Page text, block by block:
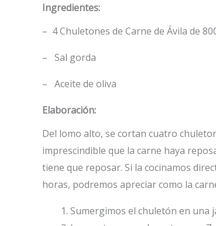
Ingredientes:
– 4 Chuletones de Carne de Ávila de
– Sal gorda
– Aceite de oliva
Elaboración:
Del lomo alto, se cortan cuatro
imprescindible que la carne haya
tiene que reposar. Si la cocinamos
horas, podremos apreciar como la
Sumergimos el chuletón en una